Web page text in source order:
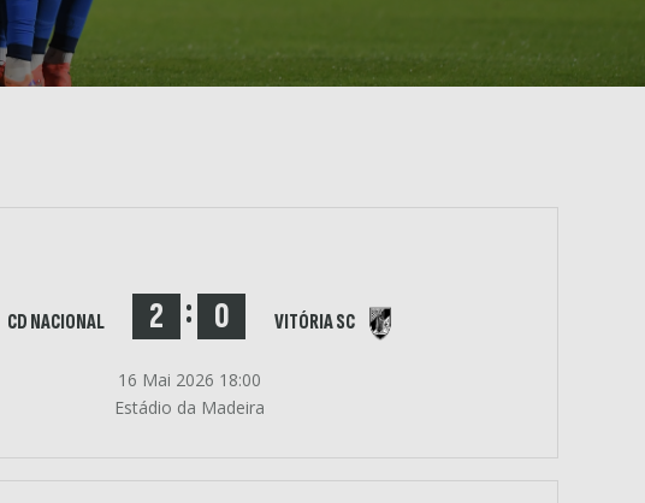
CD NACIONAL 2 : 0 VITÓRIA SC
16 Mai 2026 18:00
Estádio da Madeira